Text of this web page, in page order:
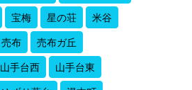
宝梅 星の荘
米谷
売布
売布ガ丘
山手台西
山手台東